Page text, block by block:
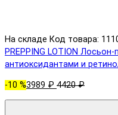
На складе Код товара:
PREPPING LOTION
антиоксидантами и
-10 %3989 ₽ 4420 ₽